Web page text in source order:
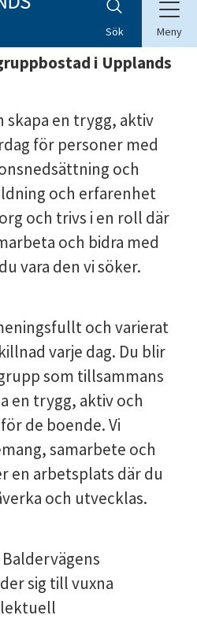
Sök Meny
i Upplands
skapa en trygg, aktiv
för personer med
och
och erfarenhet
och trivs i en roll där
och bidra med
vara den vi söker.
och varierat
varje dag. Du blir
som tillsammans
en trygg, aktiv och
de boende. Vi
samarbete och
en arbetsplats där du
och utvecklas.
sig till vuxna